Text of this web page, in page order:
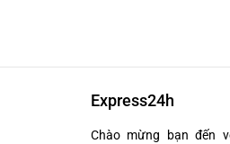
Express24h
Chào mừng bạn đến